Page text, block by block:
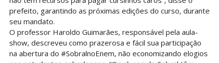
prefeito, garantindo as próximas edições do curso, durante
seu mandato.
O professor Haroldo Guimarães, responsável pela aula-
show, descreveu como prazerosa e fácil sua participação
na abertura do #SobralnoEnem, não economizando elogios